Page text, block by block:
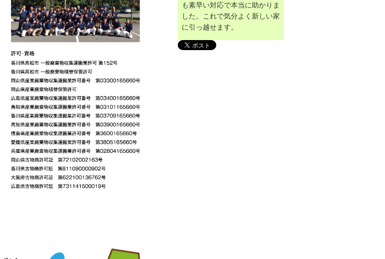
も素早い対応で本当に助かりま
した。これで気分よく新しい家
に引っ越せます。